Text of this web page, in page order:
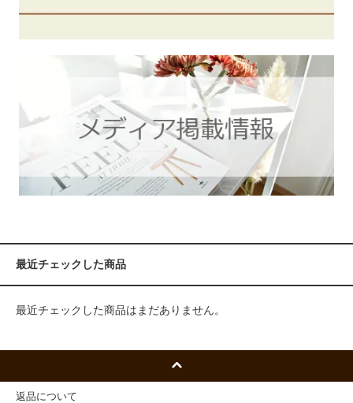
最近チェックした商品
最近チェックした商品はまだありません。
返品について